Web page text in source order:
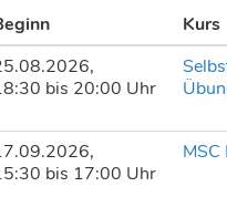
Kurs
bis 20:00 Uhr
bis 17:00 Uhr